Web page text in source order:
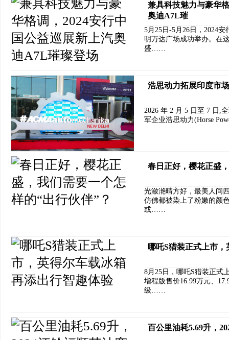
兼具科技魅力与豪华
奥迪A7L璀
5月25日-5月26日，2024
明万达广场成功举办。在
盛……
浩思动力拓展印度市
2026 年 2 月 5 日至 7 日,
军企业浩思动力(Horse
春日正好，樱花正盛
光潋滟晴方好，最美人间
仿佛都被染上了粉嫩的颜
或……
哪吒S猎装正式上市
8月25日，哪吒S猎装正式
增程版售价16.99万元、
级……
百公里油耗5.69升，